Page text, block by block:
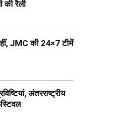
की रैली
JMC की 24×7 टीमें
अंतरराष्ट्रीय